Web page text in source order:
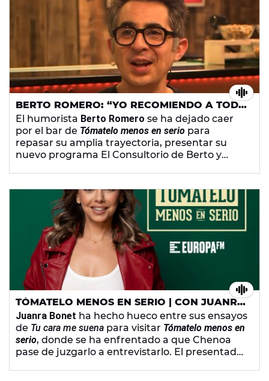
BERTO ROMERO: “YO RECOMIENDO A TODO
EL MUNDO FRACASAR LA PRIMERA VEZ”
El humorista Berto Romero se ha dejado caer
por el bar de Tómatelo menos en serio para
repasar su amplia trayectoria, presentar su
nuevo programa El Consultorio de Berto y
sin inmutarse.
TÓMATELO MENOS EN SERIO | CON JUANRA
BONET - VIERNES 24 DE MAYO DE 2024
Juanra Bonet ha hecho hueco entre sus ensayos
de Tu cara me suena para visitar Tómatelo menos en
serio, donde se ha enfrentado a que Chenoa
pase de juzgarlo a entrevistarlo. El presentador